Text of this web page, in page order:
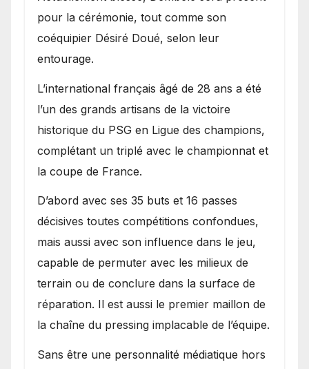
pour la cérémonie, tout comme son
coéquipier Désiré Doué, selon leur
entourage.
L’international français âgé de 28 ans a été
l’un des grands artisans de la victoire
historique du PSG en Ligue des champions,
complétant un triplé avec le championnat et
la coupe de France.
D’abord avec ses 35 buts et 16 passes
décisives toutes compétitions confondues,
mais aussi avec son influence dans le jeu,
capable de permuter avec les milieux de
terrain ou de conclure dans la surface de
réparation. Il est aussi le premier maillon de
la chaîne du pressing implacable de l’équipe.
Sans être une personnalité médiatique hors